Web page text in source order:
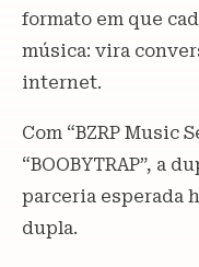
formato em que
música: vira
internet.
Com “BZRP Music
“BOOBYTRAP”, a
parceria esperada
dupla.